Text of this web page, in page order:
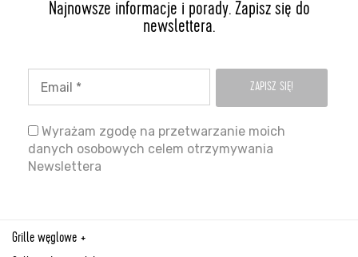
Najnowsze informacje i porady. Zapisz się do
newslettera.
Wyrażam zgodę na przetwarzanie moich
danych osobowych celem otrzymywania
Newslettera
Grille węglowe